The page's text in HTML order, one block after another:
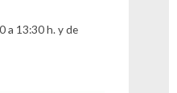
a 13:30 h. y de